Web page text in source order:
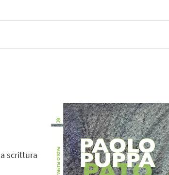
scrittura